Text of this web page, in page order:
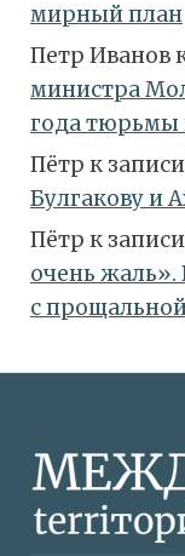
мирный план
Петр Иванов
министра
года
Пётр к записи
Булгакову и
Пётр к записи
очень жаль».
с